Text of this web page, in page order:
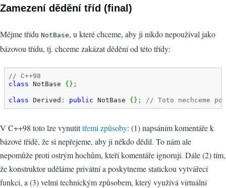
Zamezení dědění tříd (final)
Mějme třídu NotBase, u které chceme, aby ji nikdo nepoužíval jako
bázovou třídu, tj. chceme zakázat dědění od této třídy:
// C++98
class NotBase { } ;
class Derived : public NotBase { } ; // Toto nechceme
V C++98 toto lze vynutittřemi způsoby: (1) napsáním komentáře k
bázové třídě, že si nepřejeme, aby ji někdo dědil. To nám ale
nepomůže proti ostrým hochům, kteří komentáře ignorují. Dále (2) tím,
že konstruktor uděláme privátní a poskytneme statickou vytvářecí
funkci, a (3) velmi technickým způsobem, který využívá virtuální